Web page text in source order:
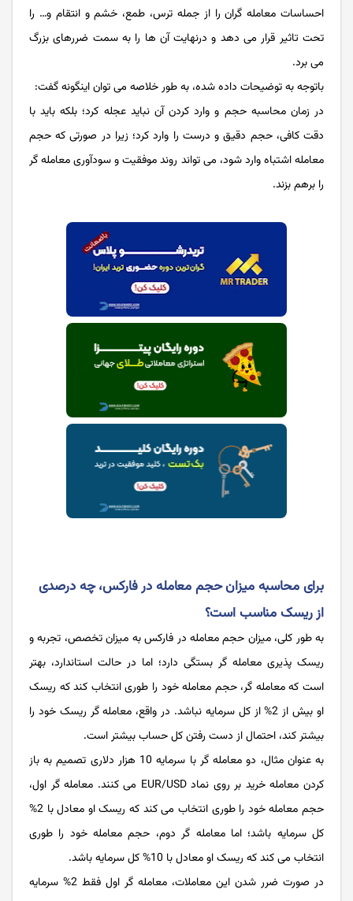
احساسات معامله گران را از جمله ترس، طمع، خشم و انتقام و… را
تحت تاثیر قرار می دهد و درنهایت آن ها را به سمت ضررهای بزرگ
می برد.
باتوجه به توضیحات داده شده، به طور خلاصه می توان اینگونه گفت:
در زمان محاسبه حجم و وارد کردن آن نباید عجله کرد؛ بلکه باید با
دقت کافی، حجم دقیق و درست را وارد کرد؛ زیرا در صورتی که حجم
معامله اشتباه وارد شود، می تواند روند موفقیت و سودآوری معامله گر
را برهم بزند.
برای محاسبه میزان حجم معامله در فارکس، چه درصدی
از ریسک مناسب است؟
به طور کلی، میزان حجم معامله در فارکس به میزان تخصص، تجربه و
ریسک پذیری معامله گر بستگی دارد؛ اما در حالت استاندارد، بهتر
است که معامله گر، حجم معامله خود را طوری انتخاب کند که ریسک
او بیش از 2% از کل سرمایه نباشد. در واقع، معامله گر ریسک خود را
بیشتر کند، احتمال از دست رفتن کل حساب بیشتر است.
به عنوان مثال، دو معامله ‌گر با سرمایه 10 هزار دلاری تصمیم به باز
کردن معامله خرید بر روی نماد EUR/USD می کنند. معامله‌ گر اول،
حجم معامله خود را طوری انتخاب می کند که ریسک او معادل با 2%‌
کل سرمایه باشد؛ اما معامله ‌گر دوم، حجم معامله خود را طوری
انتخاب می کند که ریسک او معادل با 10% کل سرمایه باشد.
در صورت ضرر شدن این معاملات، معامله گر اول فقط 2% سرمایه